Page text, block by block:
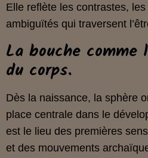
Elle reflète les contrastes,
ambiguïtés qui traversent
La bouche
du corps.
Dès la naissance, la sphère
place centrale dans le
est le lieu des premières
et des mouvements